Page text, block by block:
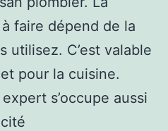
faire dépend de la
utilisez. C’est valable
pour la cuisine.
s’occupe aussi